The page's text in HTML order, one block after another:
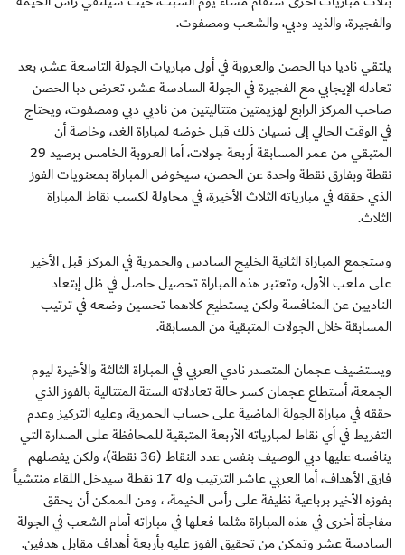
والفجيرة، والذيد ودبي، والشعب ومصفوت.
يلتقي ناديا دبا الحصن والعروبة في أولى مباريات الجولة التاسعة عشر، بعد
تعادله الإيجابي مع الفجيرة في الجولة السادسة عشر، تعرض دبا الحصن
صاحب المركز الرابع لهزيمتين متتاليتين من ناديي دبي ومصفوت، ويحتاج
في الوقت الحالي إلى نسيان ذلك قبل خوضه لمباراة الغد، وخاصة أن
المتبقي من عمر المسابقة أربعة جولات، أما العروبة الخامس برصيد 29
نقطة وبفارق نقطة واحدة عن الحصن، سيخوض المباراة بمعنويات الفوز
الذي حققه في مبارياته الثلاث الأخيرة، في محاولة لكسب نقاط المباراة
الثلاث.
وستجمع المباراة الثانية الخليج السادس والحمرية في المركز قبل الأخير
على ملعب الأول، وتعتبر هذه المباراة تحصيل حاصل في ظل إبتعاد
الناديين عن المنافسة ولكن يستطيع كلاهما تحسين وضعه في ترتيب
المسابقة خلال الجولات المتبقية من المسابقة.
ويستضيف عجمان المتصدر نادي العربي في المباراة الثالثة والأخيرة ليوم
الجمعة، أستطاع عجمان كسر حالة تعادلاته الستة المتتالية بالفوز الذي
حققه في مباراة الجولة الماضية على حساب الحمرية، وعليه التركيز وعدم
التفريط في أي نقاط لمبارياته الأربعة المتبقية للمحافظة على الصدارة التي
ينافسه عليها دبي الوصيف بنفس عدد النقاط (36 نقطة)، ولكن يفصلهم
فارق الأهداف، أما العربي عاشر الترتيب وله 17 نقطة سيدخل اللقاء منتشياً
بفوزه الأخير برباعية نظيفة على رأس الخيمة، ، ومن الممكن أن يحقق
مفاجأة أخرى في هذه المباراة مثلما فعلها في مباراته أمام الشعب في الجولة
السادسة عشر وتمكن من تحقيق الفوز عليه بأربعة أهداف مقابل هدفين.